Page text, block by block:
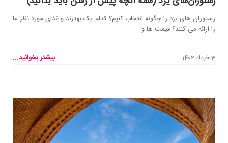
رستوران های یزد را چگونه انتخاب کنیم؟ کدام یک بهترند و غذای مورد نظر ما
را ارائه می کنند؟ قیمت ها و ...
3 خرداد 1402 بیشتر بخوانید...